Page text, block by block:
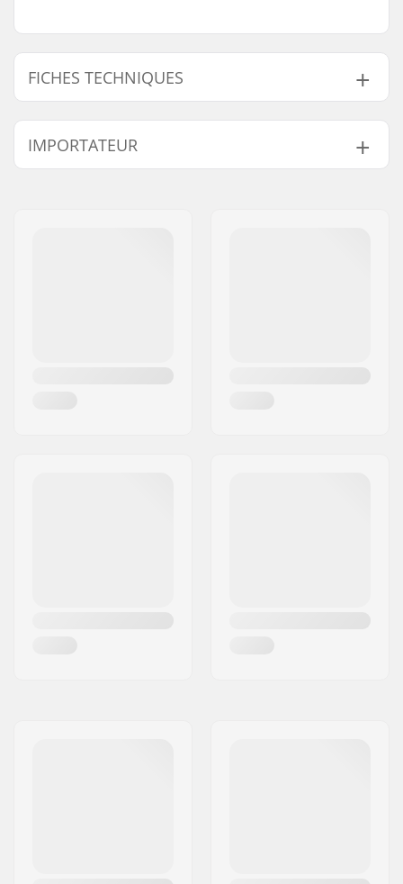
FICHES TECHNIQUES
Blade Material:
Plastic
Flex:
Longueur du baton:
152cm
IMPORTATEUR